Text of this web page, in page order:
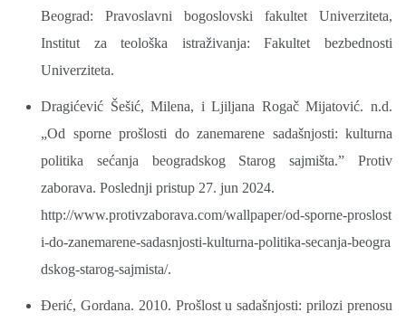
Beograd: Pravoslavni bogoslovski fakultet Univerziteta,
Institut za teološka istraživanja: Fakultet bezbednosti
Univerziteta.
Dragićević Šešić, Milena, i Ljiljana Rogač Mijatović. n.d.
„Od sporne prošlosti do zanemarene sadašnjosti: kulturna
politika sećanja beogradskog Starog sajmišta.” Protiv
zaborava. Poslednji pristup 27. jun 2024.
http://www.protivzaborava.com/wallpaper/od-sporne-proslost
i-do-zanemarene-sadasnjosti-kulturna-politika-secanja-beogra
dskog-starog-sajmista/.
Đerić, Gordana. 2010. Prošlost u sadašnjosti: prilozi prenosu